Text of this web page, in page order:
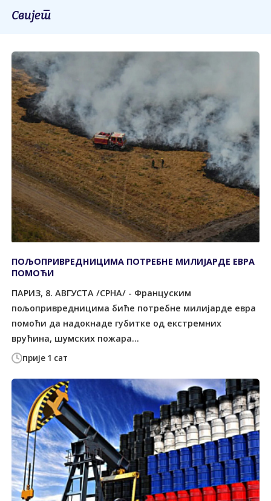
Свијет
прије 1 сат
ПОЉОПРИВРЕДНИЦИМА ПОТРЕБНЕ МИЛИЈАРДЕ ЕВРА
ПОМОЋИ
ПАРИЗ, 8. АВГУСТА /СРНА/ - Француским
пољопривредницима биће потребне милијарде евра
помоћи да надокнаде губитке од екстремних
врућина, шумских пожара...